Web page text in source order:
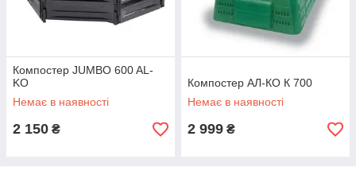
Компостер JUMBO 600 AL-
KO
Немає в наявності
2 150 ₴
Компостер АЛ-КО К 700
Немає в наявності
2 999 ₴